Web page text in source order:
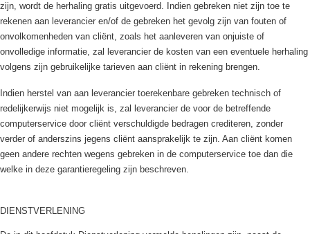
zijn, wordt de herhaling gratis uitgevoerd. Indien gebreken niet zijn toe te
rekenen aan leverancier en/of de gebreken het gevolg zijn van fouten of
onvolkomenheden van cliënt, zoals het aanleveren van onjuiste of
onvolledige informatie, zal leverancier de kosten van een eventuele herhaling
volgens zijn gebruikelijke tarieven aan cliënt in rekening brengen.
Indien herstel van aan leverancier toerekenbare gebreken technisch of
redelijkerwijs niet mogelijk is, zal leverancier de voor de betreffende
computerservice door cliënt verschuldigde bedragen crediteren, zonder
verder of anderszins jegens cliënt aansprakelijk te zijn. Aan cliënt komen
geen andere rechten wegens gebreken in de computerservice toe dan die
welke in deze garantieregeling zijn beschreven.
DIENSTVERLENING